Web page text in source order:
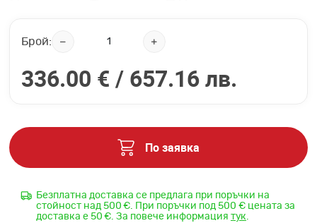
Брой:
336.00 € / 657.16 лв.
По заявка
Безплатна доставка се предлага при поръчки на
стойност над 500 €. При поръчки под 500 € цената за
доставка е 50 €. За повече информация тук.